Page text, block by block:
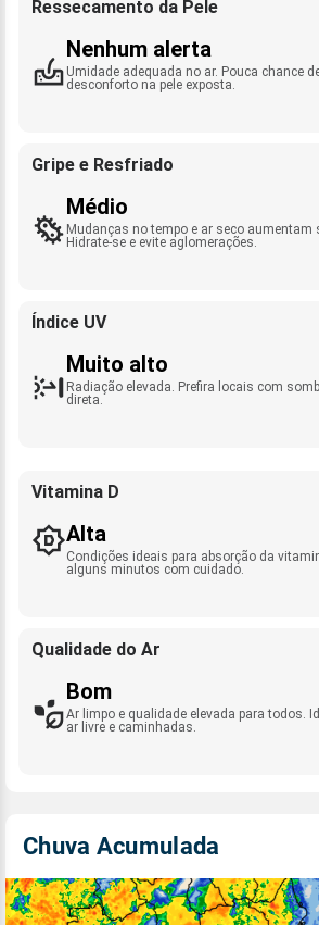
Ressecamento da Pele
Nenhum alerta
Umidade adequada no ar. Pouca chance
desconforto na pele exposta.
Gripe e Resfriado
Médio
Mudanças no tempo e ar seco
Hidrate-se e evite aglomerações.
Índice UV
Muito alto
Radiação elevada. Prefira locais com
direta.
Vitamina D
Alta
Condições ideais para absorção da
alguns minutos com cuidado.
Qualidade do Ar
Bom
Ar limpo e qualidade elevada para todos.
ar livre e caminhadas.
Chuva Acumulada